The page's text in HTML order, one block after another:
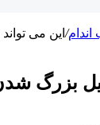
اندام/ این می
بزرگ